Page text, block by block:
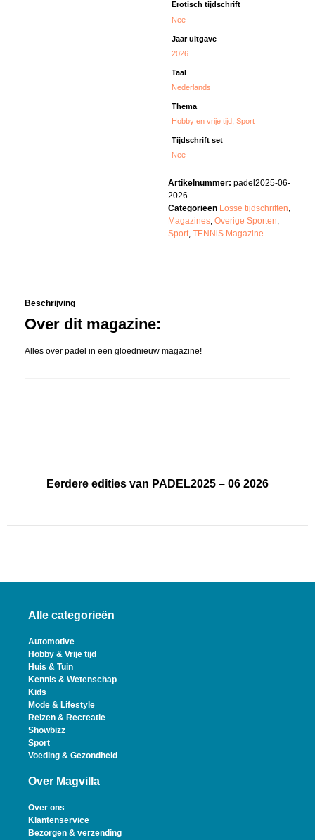
Erotisch tijdschrift
Nee
Jaar uitgave
2026
Taal
Nederlands
Thema
Hobby en vrije tijd ,Sport
Tijdschrift set
Nee
Artikelnummer: padel2025-06-
2026
Categorieën Losse tijdschriften,
Magazines, Overige Sporten,
Sport, TENNiS Magazine
Beschrijving
Over dit magazine:
Alles over padel in een gloednieuw magazine!
Eerdere edities van PADEL2025 – 06 2026
Alle categorieën
Automotive
Hobby & Vrije tijd
Huis & Tuin
Kennis & Wetenschap
Kids
Mode & Lifestyle
Reizen & Recreatie
Showbizz
Sport
Voeding & Gezondheid
Over Magvilla
Over ons
Klantenservice
Bezorgen & verzending